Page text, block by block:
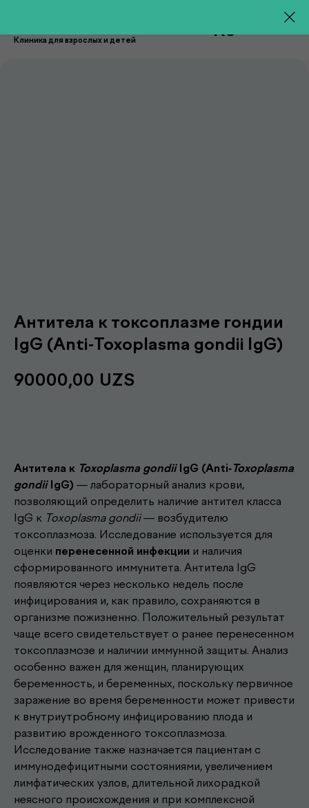
Антитела к токсоплазме гондии
IgG (Anti-Toxoplasma gondii IgG)
90000,00 UZS
Антитела к Toxoplasma gondiiIgG (Anti-Toxoplasma
gondiiIgG) — лабораторный анализ крови,
позволяющий определить наличие антител класса
IgG к Toxoplasma gondii— возбудителю
токсоплазмоза. Исследование используется для
оценки перенесенной инфекции и наличия
сформированного иммунитета. Антитела IgG
появляются через несколько недель после
инфицирования и, как правило, сохраняются в
организме пожизненно. Положительный результат
чаще всего свидетельствует о ранее перенесенном
токсоплазмозе и наличии иммунной защиты. Анализ
особенно важен для женщин, планирующих
беременность, и беременных, поскольку первичное
заражение во время беременности может привести
к внутриутробному инфицированию плода и
развитию врожденного токсоплазмоза.
Исследование также назначается пациентам с
иммунодефицитными состояниями, увеличением
лимфатических узлов, длительной лихорадкой
неясного происхождения и при комплексной